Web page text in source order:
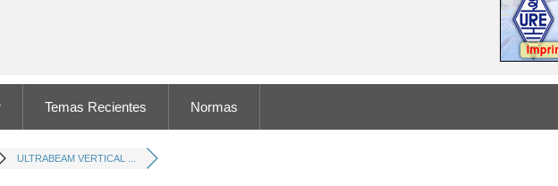
Temas Recientes Normas
ULTRABEAM VERTICAL ...